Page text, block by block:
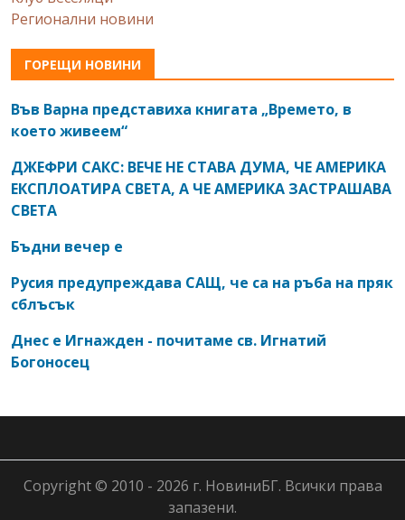
Регионални новини
ГОРЕЩИ НОВИНИ
Във Варна представиха книгата „Времето, в
което живеем“
ДЖЕФРИ САКС: ВЕЧЕ НЕ СТАВА ДУМА, ЧЕ АМЕРИКА
ЕКСПЛОАТИРА СВЕТА, А ЧЕ АМЕРИКА ЗАСТРАШАВА
СВЕТА
Бъдни вечер е
Русия предупреждава САЩ, че са на ръба на пряк
сблъсък
Днес е Игнажден - почитаме св. Игнатий
Богоносец
Copyright © 2010 - 2026 г. НовиниБГ. Всички права
запазени.